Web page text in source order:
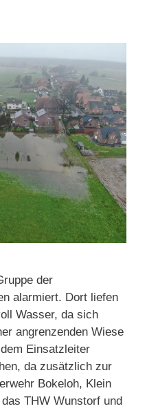
der
alarmiert. Dort liefen
Wasser, da sich
angrenzenden Wiese
Einsatzleiter
da zusätzlich zur
Bokeloh, Klein
THW Wunstorf und